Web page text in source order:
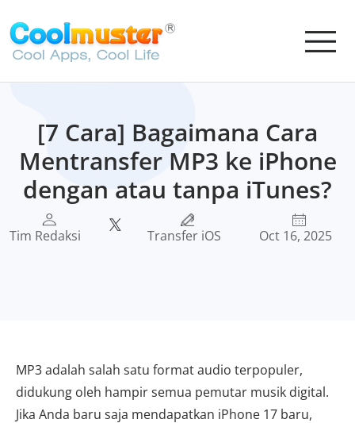
[7 Cara] Bagaimana Cara
Mentransfer MP3 ke iPhone
dengan atau tanpa iTunes?
Tim Redaksi Transfer iOS Oct 16, 2025
MP3 adalah salah satu format audio terpopuler,
didukung oleh hampir semua pemutar musik digital.
Jika Anda baru saja mendapatkan iPhone 17 baru,